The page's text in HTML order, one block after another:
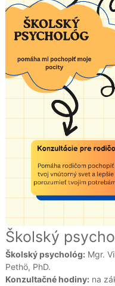
Školský
Školský psychológ:Mgr.
Pethö, PhD.
Konzultačné hodiny:na